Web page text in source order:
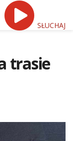
SŁUCHAJ
trasie